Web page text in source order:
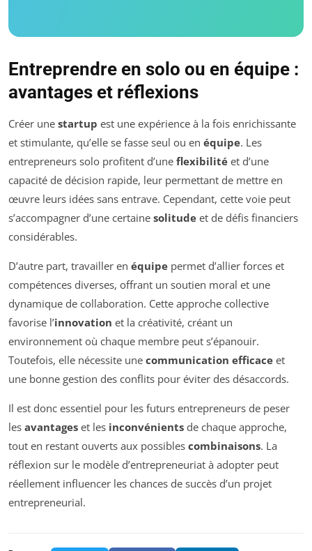
Entreprendre en solo ou en équipe :
avantages et réflexions
Créer une startup est une expérience à la fois enrichissante
et stimulante, qu’elle se fasse seul ou en équipe. Les
entrepreneurs solo profitent d’une flexibilité et d’une
capacité de décision rapide, leur permettant de mettre en
œuvre leurs idées sans entrave. Cependant, cette voie peut
s’accompagner d’une certaine solitude et de défis financiers
considérables.
D’autre part, travailler en équipe permet d’allier forces et
compétences diverses, offrant un soutien moral et une
dynamique de collaboration. Cette approche collective
favorise l’innovation et la créativité, créant un
environnement où chaque membre peut s’épanouir.
Toutefois, elle nécessite une communication efficace et
une bonne gestion des conflits pour éviter des désaccords.
Il est donc essentiel pour les futurs entrepreneurs de peser
les avantages et les inconvénients de chaque approche,
tout en restant ouverts aux possibles combinaisons. La
réflexion sur le modèle d’entrepreneuriat à adopter peut
réellement influencer les chances de succès d’un projet
entrepreneurial.